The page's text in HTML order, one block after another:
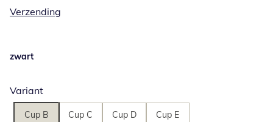
Verzending
zwart
Variant
Cup B Cup C Cup D Cup E